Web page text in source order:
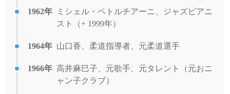
1962年
ミシェル・ペトルチアーニ、ジャズピアニ
スト（+ 1999年）
1964年 山口香、柔道指導者、元柔道選手
1966年 高井麻巳子、元歌手、元タレント（元おニ
ャン子クラブ）